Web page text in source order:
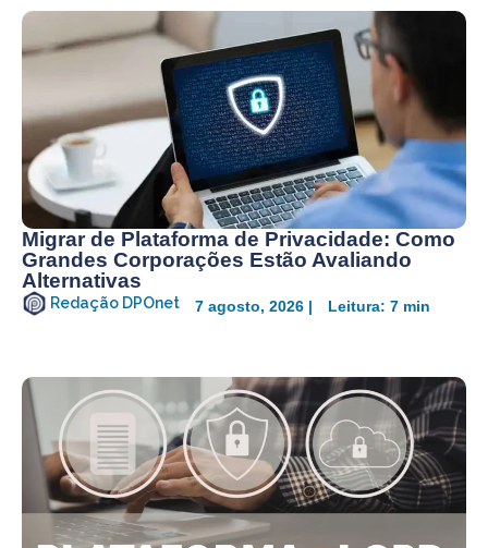
Migrar de Plataforma de Privacidade: Como
Grandes Corporações Estão Avaliando
Alternativas
Redação DPOnet 7 agosto, 2026 | Leitura: 7 min